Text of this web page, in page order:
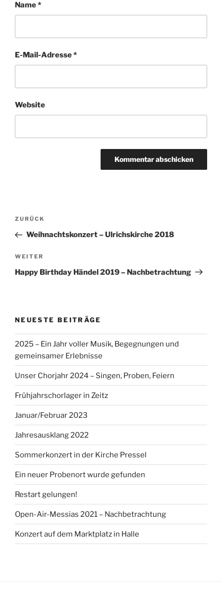
Name*
E-Mail-Adresse*
Website
Beitragsnavigation
Vorheriger
Beitrag
ZURÜCK
Weihnachtskonzert – Ulrichskirche 2018
Nächster
Beitrag
WEITER
Happy Birthday Händel 2019 – Nachbetrachtung
NEUESTE BEITRÄGE
2025 – Ein Jahr voller Musik, Begegnungen und
gemeinsamer Erlebnisse
Unser Chorjahr 2024 – Singen, Proben, Feiern
Frühjahrschorlager in Zeitz
Januar/Februar 2023
Jahresausklang 2022
Sommerkonzert in der Kirche Pressel
Ein neuer Probenort wurde gefunden
Restart gelungen!
Open-Air-Messias 2021 – Nachbetrachtung
Konzert auf dem Marktplatz in Halle